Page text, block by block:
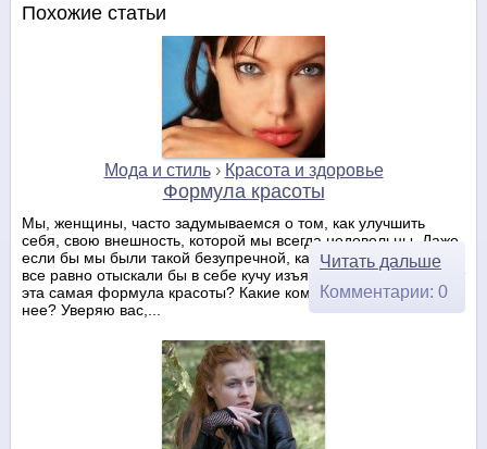
Похожие статьи
Мода и стиль› Красота и здоровье
Формула красоты
Мы, женщины, часто задумываемся о том, как улучшить
себя, свою внешность, которой мы всегда недовольны. Даже
если бы мы были такой безупречной, как Афродита, кажется,
все равно отыскали бы в себе кучу изъянов. В чем же состоит
эта самая формула красоты? Какие компоненты входят в
нее? Уверяю вас,...
Читать дальше
Комментарии: 0